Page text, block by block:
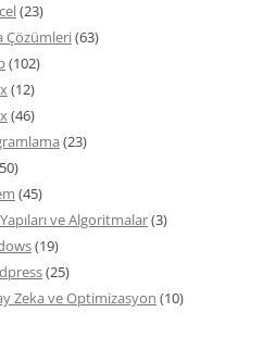
(23)
Çözümleri(63)
(102)
(12)
(46)
(23)
(45)
ve Algoritmalar(3)
(19)
(25)
Zeka ve Optimizasyon (10)